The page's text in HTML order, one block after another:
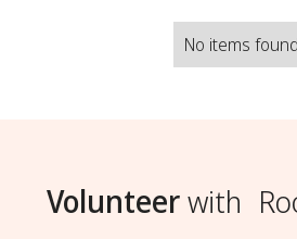
No items
Volunteerwith